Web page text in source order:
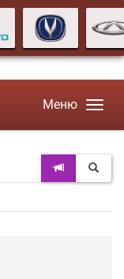
Меню